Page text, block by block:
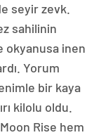
seyir zevk.
sahilinin
okyanusa inen
Yorum
bir kaya
kilolu oldu.
Rise hem